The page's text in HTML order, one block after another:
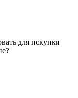
для покупки